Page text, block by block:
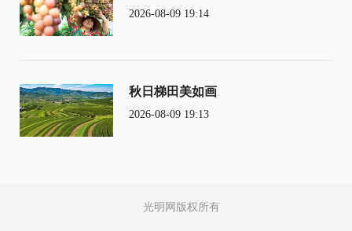
2026-08-09 19:14
秋日梯田美如画
2026-08-09 19:13
光明网版权所有